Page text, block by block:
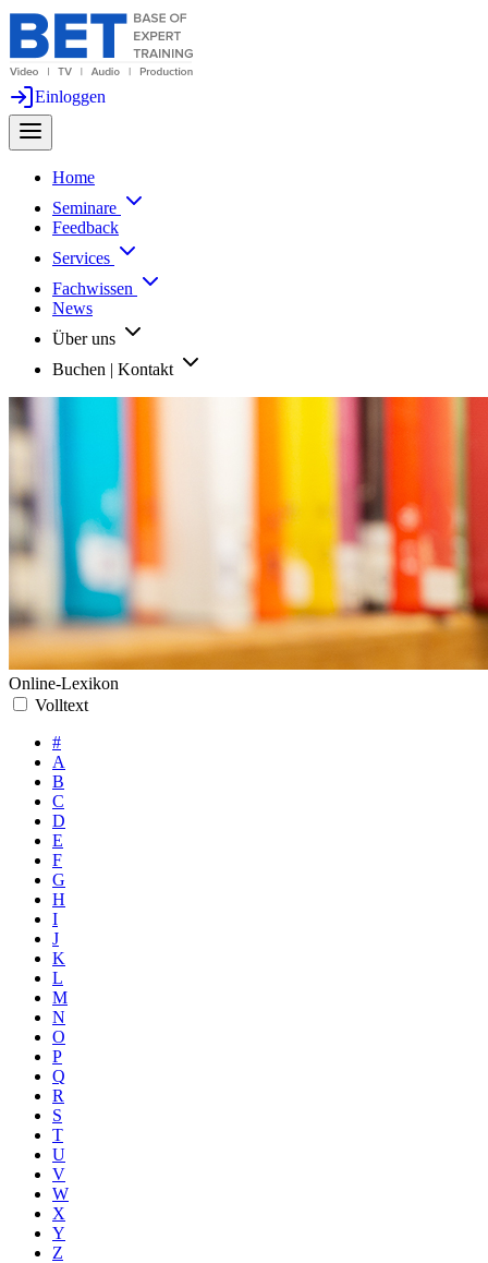
Einloggen
Home
Seminare
Feedback
Services
Fachwissen
News
Über uns
Buchen | Kontakt
Online-Lexikon
Volltext
#
A
B
C
D
E
F
G
H
I
J
K
L
M
N
O
P
Q
R
S
T
U
V
W
X
Y
Z